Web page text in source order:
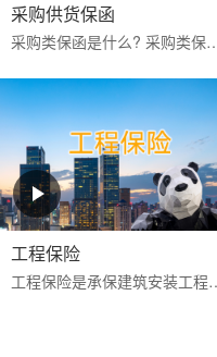
采购供货保函
采购类保函是什么? 采购类保函一般在采购供货项目中出现得比较多，通常有投标保函、
工程保险
工程保险是承保建筑安装工程期间一切意外物质损失和对第